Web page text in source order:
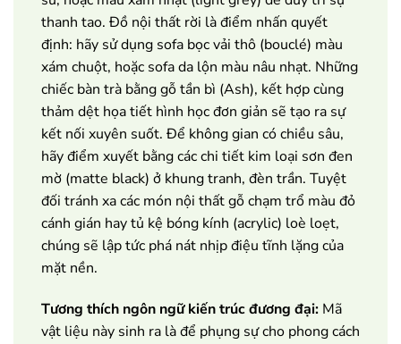
thanh tao. Đồ nội thất rời là điểm nhấn quyết
định: hãy sử dụng sofa bọc vải thô (bouclé) màu
xám chuột, hoặc sofa da lộn màu nâu nhạt. Những
chiếc bàn trà bằng gỗ tần bì (Ash), kết hợp cùng
thảm dệt họa tiết hình học đơn giản sẽ tạo ra sự
kết nối xuyên suốt. Để không gian có chiều sâu,
hãy điểm xuyết bằng các chi tiết kim loại sơn đen
mờ (matte black) ở khung tranh, đèn trần. Tuyệt
đối tránh xa các món nội thất gỗ chạm trổ màu đỏ
cánh gián hay tủ kệ bóng kính (acrylic) loè loẹt,
chúng sẽ lập tức phá nát nhịp điệu tĩnh lặng của
mặt nền.
Tương thích ngôn ngữ kiến trúc đương đại: Mã
vật liệu này sinh ra là để phụng sự cho phong cách